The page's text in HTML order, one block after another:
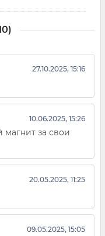
27.10.2025, 15:16
10.06.2025, 15:26
за свои
20.05.2025, 11:25
09.05.2025, 15:05